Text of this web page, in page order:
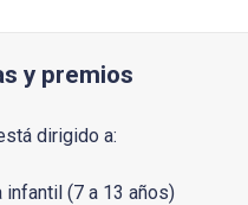
y premios
dirigido a:
infantil (7 a 13 años)